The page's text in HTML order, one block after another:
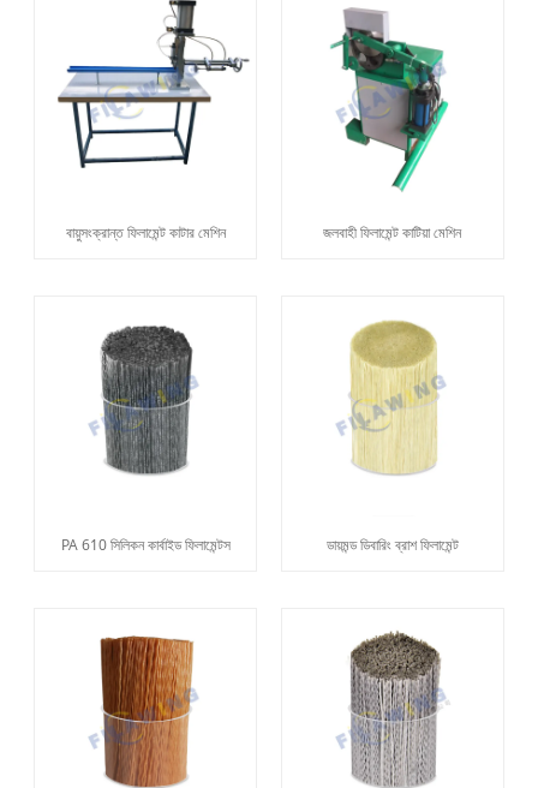
বায়ুসংক্রান্ত ফিলামেন্ট কাটার মেশিন জলবাহী ফিলামেন্ট কাটিয়া মেশিন
PA 610 সিলিকন কার্বাইড ফিলামেন্টস ডায়মন্ড ডিবারিং ব্রাশ ফিলামেন্ট